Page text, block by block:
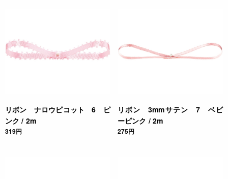
リボン ナロウピコット 6 ピ
ンク / 2m
319円
リボン 3mmサテン 7 ベビ
ーピンク / 2m
275円